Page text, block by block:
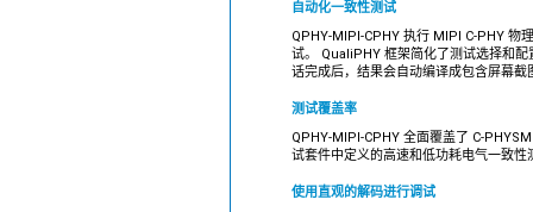
自动化一致性测试
QPHY-MIPI-CPHY 执行 MIPI C-PHY 物
试。 QualiPHY 框架简化了测试选择和
话完成后，结果会自动编译成包含屏幕截
测试覆盖率
QPHY-MIPI-CPHY 全面覆盖了 C-
试套件中定义的高速和低功耗电气一致性
使用直观的解码进行调试